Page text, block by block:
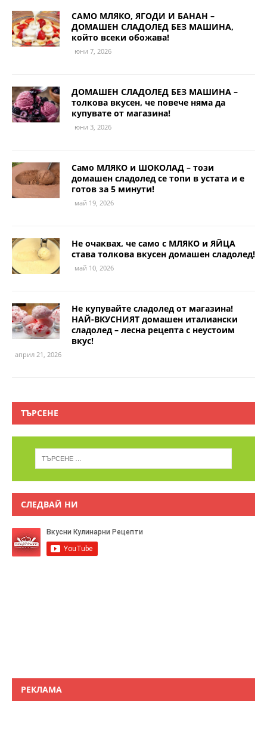
САМО МЛЯКО, ЯГОДИ И БАНАН –
ДОМАШЕН СЛАДОЛЕД БЕЗ МАШИНА,
който всеки обожава!
юни 7, 2026
ДОМАШЕН СЛАДОЛЕД БЕЗ МАШИНА –
толкова вкусен, че повече няма да
купувате от магазина!
юни 3, 2026
Само МЛЯКО и ШОКОЛАД – този
домашен сладолед се топи в устата и е
готов за 5 минути!
май 19, 2026
Не очаквах, че само с МЛЯКО и ЯЙЦА
става толкова вкусен домашен сладолед!
май 10, 2026
Не купувайте сладолед от магазина!
НАЙ-ВКУСНИЯТ домашен италиански
сладолед – лесна рецепта с неустоим
вкус!
април 21, 2026
ТЪРСЕНЕ
СЛЕДВАЙ НИ
РЕКЛАМА